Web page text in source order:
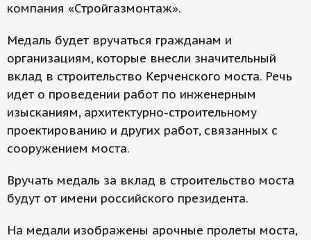
компания «Стройгазмонтаж».
Медаль будет вручаться гражданам и
организациям, которые внесли значительный
вклад в строительство Керченского моста. Речь
идет о проведении работ по инженерным
изысканиям, архитектурно-строительному
проектированию и других работ, связанных с
сооружением моста.
Вручать медаль за вклад в строительство моста
будут от имени российского президента.
На медали изображены арочные пролеты моста,